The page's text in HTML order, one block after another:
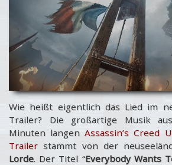
Wie heißt eigentlich das Lied im
Trailer? Die großartige Musik
Minuten langenAssassin’s Creed
Trailer stammt von der
Lorde. Der Titel “Everybody Wants